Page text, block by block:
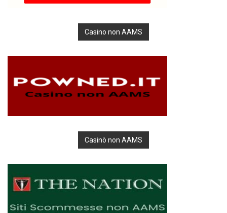
Casino non AAMS
Casinò non AAMS